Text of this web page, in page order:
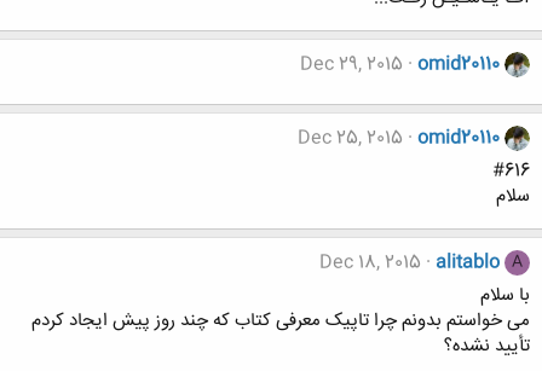
omid20110
Dec 29, 2015
omid20110
Dec 25, 2015
#616
سلام
A
alitablo
Dec 18, 2015
با سلام
می خواستم بدونم چرا تاپیک معرفی کتاب که چند روز پیش ایجاد کردم
تأیید نشده؟